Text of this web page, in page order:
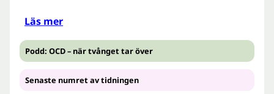
Läs mer
Podd: OCD – när tvånget tar över
Senaste numret av tidningen